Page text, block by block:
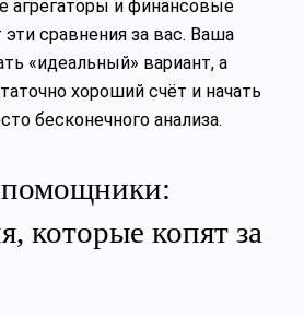
агрегаторы и финансовые
сравнения за вас. Ваша
«идеальный» вариант, а
хороший счёт и начать
бесконечного анализа.
которые копят за